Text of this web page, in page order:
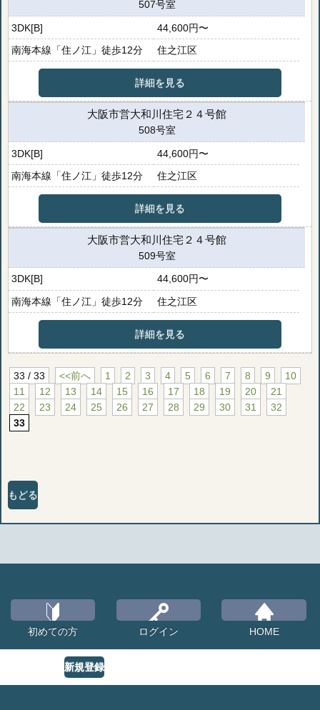
507号室
3DK[B]
44,600円〜
南海本線「住ノ江」徒歩12分
住之江区
詳細を見る
大阪市営大和川住宅２４号館
508号室
3DK[B]
44,600円〜
南海本線「住ノ江」徒歩12分
住之江区
詳細を見る
大阪市営大和川住宅２４号館
509号室
3DK[B]
44,600円〜
南海本線「住ノ江」徒歩12分
住之江区
詳細を見る
33 / 33 <<前へ 1 2 3 4 5 6 7 8 9
10
11
12 13 14 15 16 17 18 19 20
21
22
23 24 25 26 27 28 29 30 31
32
33
もどる
初めての方 ログイン HOME
新規登録